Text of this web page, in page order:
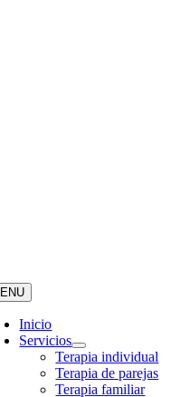
Inicio
Servicios
Terapia individual
Terapia de parejas
Terapia familiar